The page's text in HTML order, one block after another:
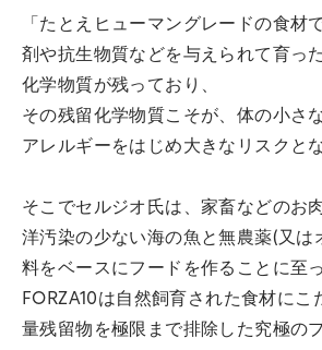
「たとえヒューマングレードの食材
剤や抗生物質などを与えられて育っ
化学物質が残っており、
その残留化学物質こそが、体の小さ
アレルギーをはじめ大きなリスクと
そこでセルジオ氏は、家畜などのお
洋汚染の少ない海の魚と無農薬(又は
料をベースにフードを作ることに至
FORZA10は自然飼育された食材にこ
量残留物を極限まで排除した究極の